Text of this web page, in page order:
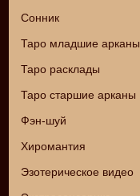
Сонник
Таро младшие арканы
Таро расклады
Таро старшие арканы
Фэн-шуй
Хиромантия
Эзотерическое видео